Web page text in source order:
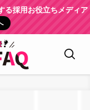
る採用お役立ちメディア